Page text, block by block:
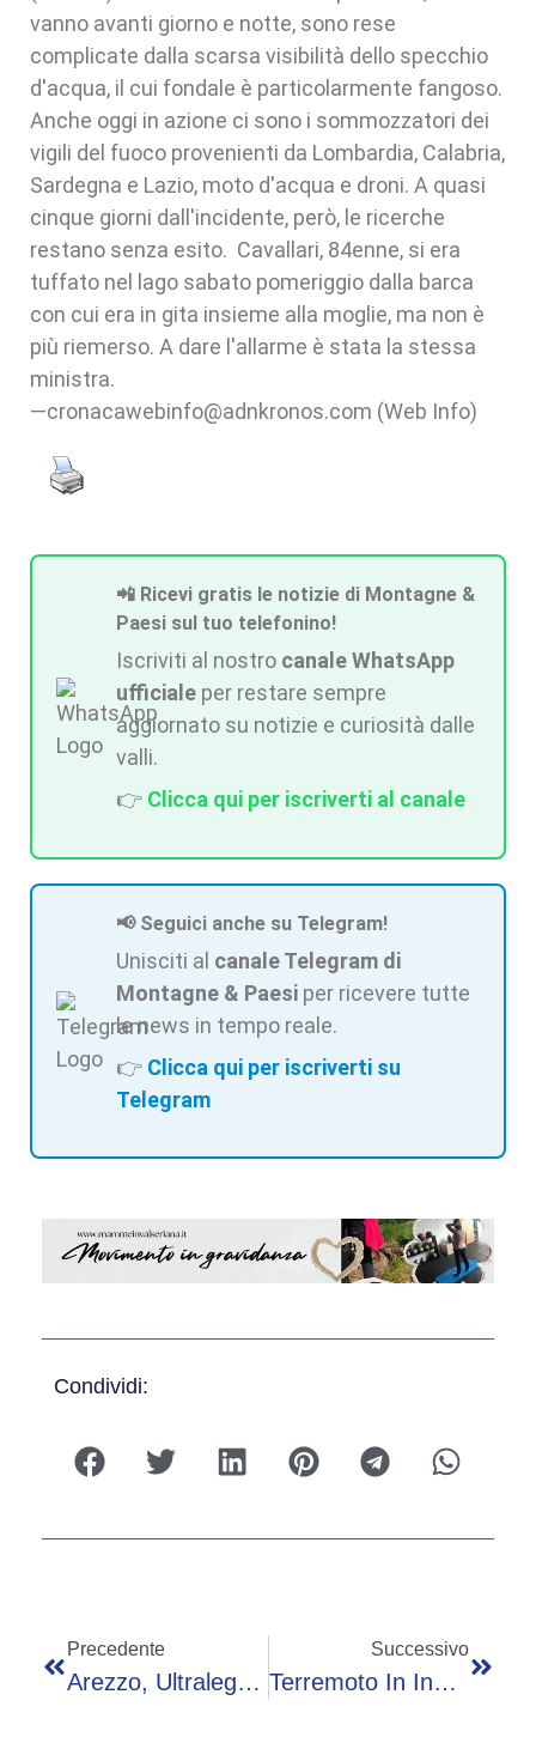
vanno avanti giorno e notte, sono rese
complicate dalla scarsa visibilità dello specchio
d'acqua, il cui fondale è particolarmente fangoso.
Anche oggi in azione ci sono i sommozzatori dei
vigili del fuoco provenienti da Lombardia, Calabria,
Sardegna e Lazio, moto d'acqua e droni. A quasi
cinque giorni dall'incidente, però, le ricerche
restano senza esito. Cavallari, 84enne, si era
tuffato nel lago sabato pomeriggio dalla barca
con cui era in gita insieme alla moglie, ma non è
più riemerso. A dare l'allarme è stata la stessa
ministra.
—cronacawebinfo@adnkronos.com (Web Info)
📲 Ricevi gratis le notizie di Montagne &
Paesi sul tuo telefonino!
Iscriviti al nostro canale WhatsApp
ufficiale per restare sempre
aggiornato su notizie e curiosità dalle
valli.
👉 Clicca qui per iscriverti al canale
📢 Seguici anche su Telegram!
Unisciti al canale Telegram di
Montagne & Paesi per ricevere tutte
le news in tempo reale.
👉 Clicca qui per iscriverti su
Telegram
Condividi:
Precedente
Arezzo, Ultraleggero Precipita A Castiglion Fiorentino: Morto Pilota
Successivo
Terremoto In Indonesia, Sisma Di Magnitudo 6.2 Colpisce L’est